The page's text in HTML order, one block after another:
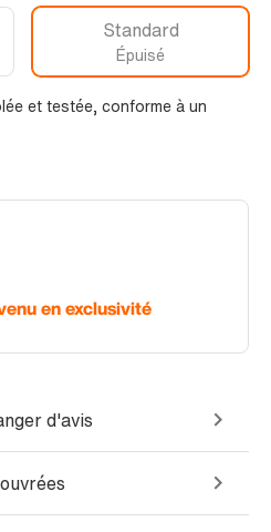
en exclusivité
Standard
Épuisé
et testée, conforme à un
d'avis